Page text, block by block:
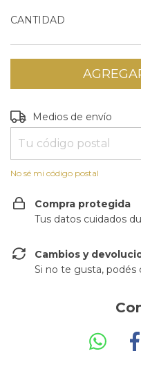
CANTIDAD
Entregas para el CP:
Medios de envío
No sé mi código postal
Compra protegida
Tus datos cuidados
Cambios y
Si no te gusta, podés